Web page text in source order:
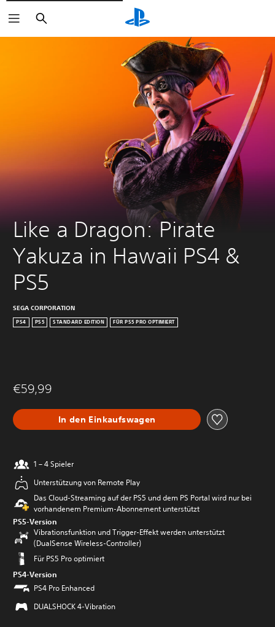
Suchen
Like a Dragon: Pirate
Yakuza in Hawaii PS4 &
PS5
SEGA CORPORATION
PS4 PS5 STANDARD EDITION FÜR PS5 PRO OPTIMIERT
€59,99
In den Einkaufswagen
1 – 4 Spieler
Unterstützung von Remote Play
Das Cloud-Streaming auf der PS5 und dem PS Portal wird nur bei
vorhandenem Premium-Abonnement unterstützt
PS5-Version
Vibrationsfunktion und Trigger-Effekt werden unterstützt
(DualSense Wireless-Controller)
Für PS5 Pro optimiert
PS4-Version
PS4 Pro Enhanced
DUALSHOCK 4-Vibration